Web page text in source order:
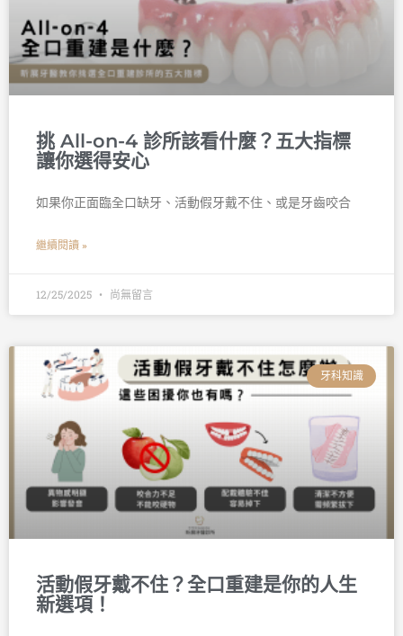
挑 All-on-4 診所該看什麼？五大指標
讓你選得安心
如果你正面臨全口缺牙、活動假牙戴不住、或是牙齒咬合
繼續閱讀 »
12/25/2025 尚無留言
牙科知識
活動假牙戴不住？全口重建是你的人生
新選項！